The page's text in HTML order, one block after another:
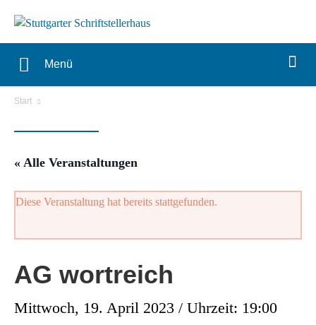
Menü
Start
« Alle Veranstaltungen
Diese Veranstaltung hat bereits stattgefunden.
AG wortreich
Mittwoch, 19. April 2023 / Uhrzeit: 19:00